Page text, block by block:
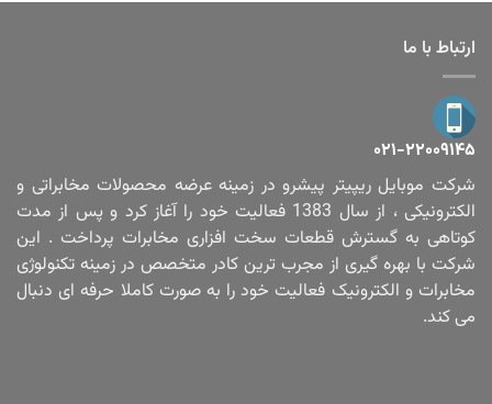
ارتباط با ما
۰۲۱-۲۲۰۰۹۱۴۵
شرکت موبایل ریپیتر پیشرو در زمینه عرضه محصولات مخابراتی و
الکترونیکی ، از سال 1383 فعالیت خود را آغاز کرد و پس از مدت
کوتاهی به گسترش قطعات سخت افزاری مخابرات پرداخت . این
شرکت با بهره گیری از مجرب ترین کادر متخصص در زمینه تکنولوژی
مخابرات و الکترونیک فعالیت خود را به صورت کاملا حرفه ای دنبال
می کند.